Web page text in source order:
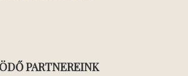
PARTNEREINK